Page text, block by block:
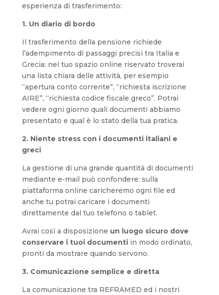
esperienza di trasferimento:
1. Un diario di bordo
Il trasferimento della pensione richiede
l’adempimento di passaggi precisi tra Italia e
Grecia: nel tuo spazio online riservato troverai
una lista chiara delle attività, per esempio
“apertura conto corrente”, “richiesta iscrizione
AIRE”, “richiesta codice fiscale greco”. Potrai
vedere ogni giorno quali documenti abbiamo
presentato e qual è lo stato della tua pratica.
2. Niente stress con i documenti italiani e
greci
La gestione di una grande quantità di documenti
mediante e-mail può confondere: sulla
piattaforma online caricheremo ogni file ed
anche tu potrai caricare i documenti
direttamente dal tuo telefono o tablet.
Avrai così a disposizione un luogo sicuro dove
conservare i tuoi documentiin modo ordinato,
pronti da mostrare quando servono.
3. Comunicazione semplice e diretta
La comunicazione tra REFRAMED ed i nostri